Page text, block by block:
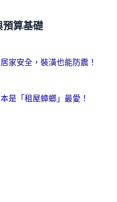
預算基礎
家安全，裝潢也能防震！
是「租屋蟑螂」最愛！